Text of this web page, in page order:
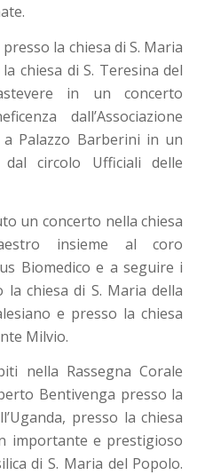
la chiesa di S. Maria
chiesa di S. Teresina del
in un concerto
dall’Associazione
Palazzo Barberini in un
circolo Ufficiali delle
un concerto nella chiesa
insieme al coro
Biomedico e a seguire i
chiesa di S. Maria della
e presso la chiesa
Milvio.
nella Rassegna Corale
Bentivenga presso la
presso la chiesa
importante e prestigioso
di S. Maria del Popolo.